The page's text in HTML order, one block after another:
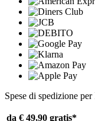
Spese di spedizione per
da € 49,90 gratis*